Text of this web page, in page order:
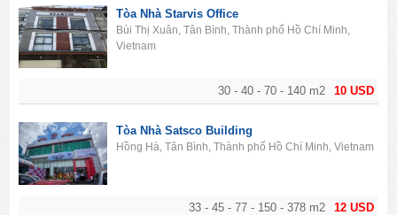
10 USD
30 - 40 - 70 - 140 m2
Tòa Nhà Starvis Office
Bùi Thị Xuân, Tân Bình, Thành phố Hồ Chí Minh,
Vietnam
12 USD
33 - 45 - 77 - 150 - 378 m2
Tòa Nhà Satsco Building
Hồng Hà, Tân Bình, Thành phố Hồ Chí Minh, Vietnam